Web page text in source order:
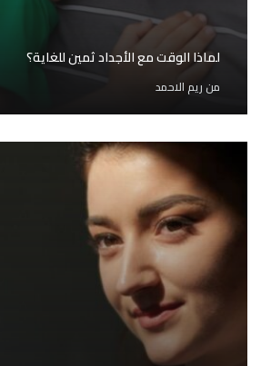
لماذا الوقت مع الأجداد ثمين للغاية؟
من ريم الاحمد